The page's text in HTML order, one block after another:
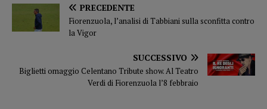
PRECEDENTE
Fiorenzuola, l’analisi di Tabbiani sulla sconfitta contro
la Vigor
SUCCESSIVO
Biglietti omaggio Celentano Tribute show. Al Teatro
Verdi di Fiorenzuola l’8 febbraio